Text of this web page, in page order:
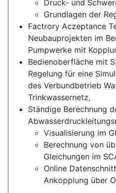
Druck- und
Grundlagen der
Factrory Aczeptance
Neubauprojekten im
Pumpwerke mit
Bedienoberfläche mit
Regelung für eine
des Verbundbetrieb
Trinkwassernetz,
Ständige Berechnung
Visualisierung im
Berechnung von
Gleichungen im
Online
Ankopplung über